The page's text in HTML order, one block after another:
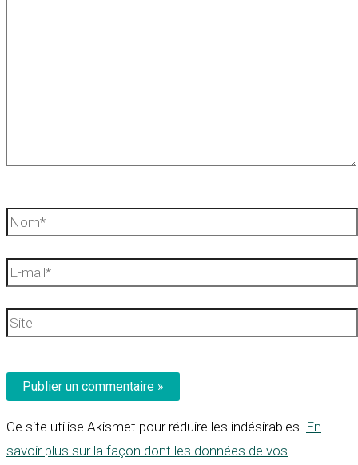
Nom*
E-
Site
Ce site utilise Akismet pour réduire les indésirables. En
savoir plus sur la façon dont les données de vos